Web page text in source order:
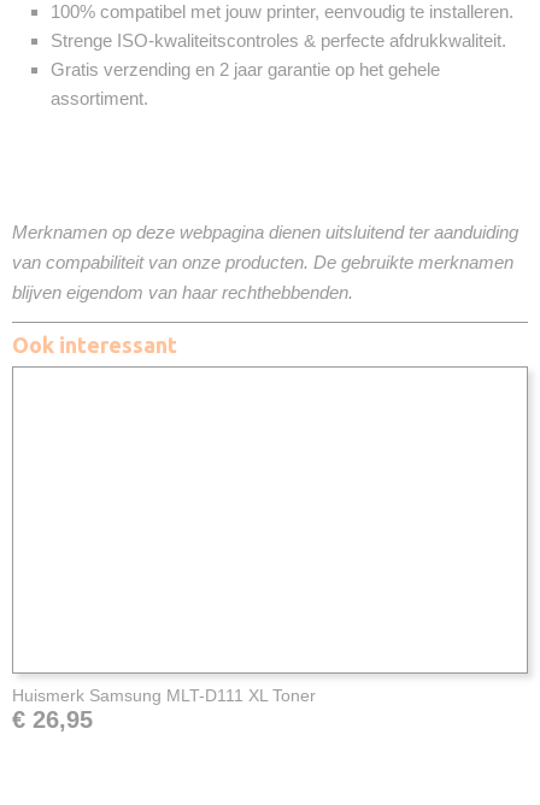
100% compatibel met jouw printer, eenvoudig te installeren.
Strenge ISO-kwaliteitscontroles & perfecte afdrukkwaliteit.
Gratis verzending en 2 jaar garantie op het gehele
assortiment.
Merknamen op deze webpagina dienen uitsluitend ter aanduiding
van compabiliteit van onze producten. De gebruikte merknamen
blijven eigendom van haar rechthebbenden.
Ook interessant
Huismerk Samsung MLT-D111 XL Toner
€ 26,95